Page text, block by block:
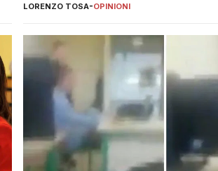
LORENZO TOSA-OPINIONI